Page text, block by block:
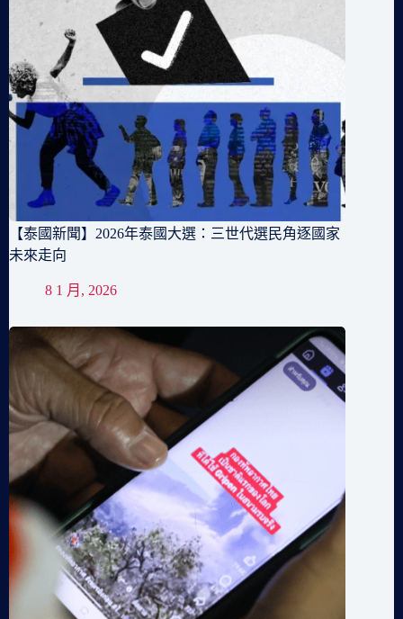
【泰國新聞】2026年泰國大選：三世代選民角逐國家
未來走向
8 1 月, 2026